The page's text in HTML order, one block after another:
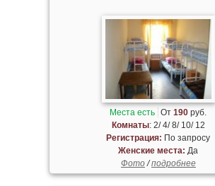
Места есть От190 руб.
Комнаты: 2/ 4/ 8/ 10/ 12
Регистрация: По запросу
Женские места: Да
Фото/подробнее